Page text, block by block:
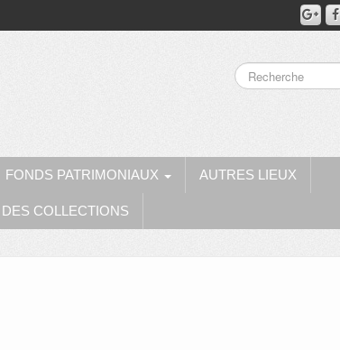
FONDS PATRIMONIAUX AUTRES LIEUX
COLLECTIONS